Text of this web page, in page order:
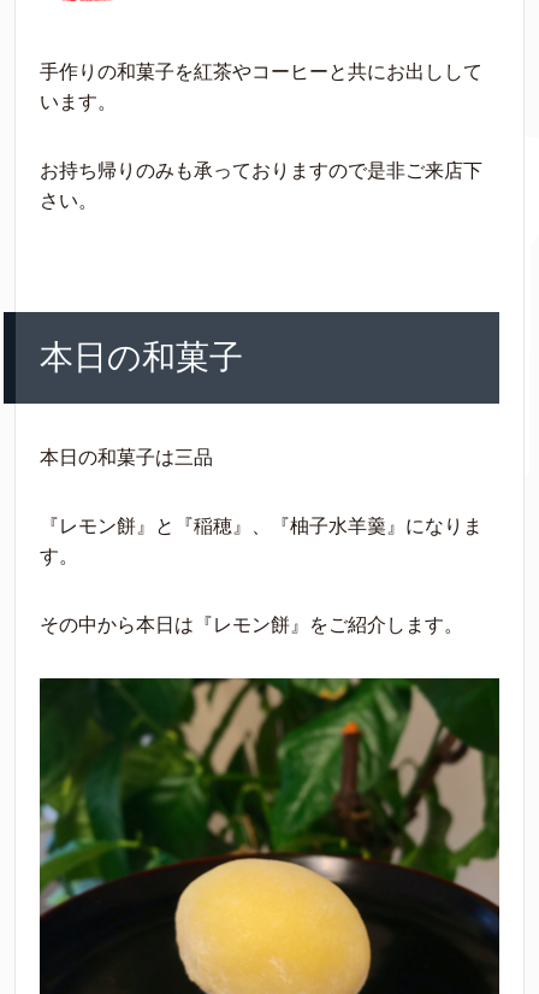
手作りの和菓子を紅茶やコーヒーと共にお出しして
います。
お持ち帰りのみも承っておりますので是非ご来店下
さい。
本日の和菓子
本日の和菓子は三品
『レモン餅』と『稲穂』、『柚子水羊羹』になりま
す。
その中から本日は『レモン餅』をご紹介します。